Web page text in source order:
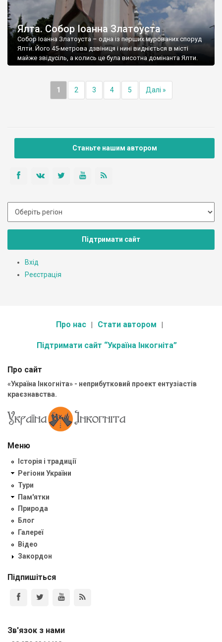
Ялта. Собор Іоанна Златоуста
Собор Іоанна Златоуста – одна із перших мурованих споруд
Ялти. Його 45-метрова дзвіниця і нині видніється в місті
майже звідусіль, а колись це була висотна домінанта Ялти.
1 2 3 4 5 Далі »
Станьте нашим автором
Підтримати сайт
Вхід
Реєстрація
Про нас Стати автором
Підтримати сайт “Україна Інкогніта”
Про сайт
«Україна Інкогніта» - неприбутковий проект ентузіастів
краєзнавства.
Меню
Історія і традиції
Регіони України
Тури
Пам'ятки
Природа
Блог
Галереї
Відео
Закордон
Підпишіться
Зв'язок з нами